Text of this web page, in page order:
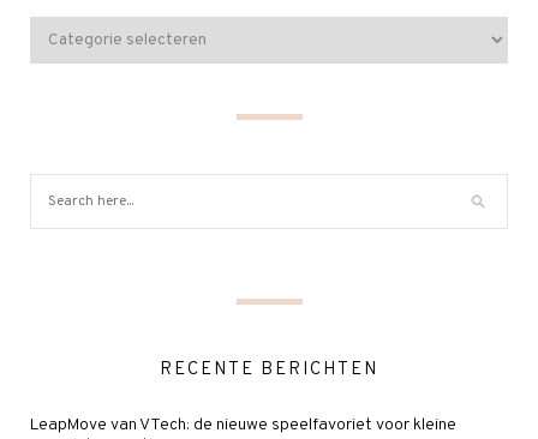
RECENTE BERICHTEN
LeapMove van VTech: de nieuwe speelfavoriet voor kleine